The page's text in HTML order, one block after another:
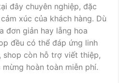
đây chuyên nghiệp, đặc
xúc của khách hàng. Dù
đơn giản hay lẵng hoa
đều có thể đáp ứng linh
shop còn hỗ trợ viết thiệp,
mừng hoàn toàn miễn phí.